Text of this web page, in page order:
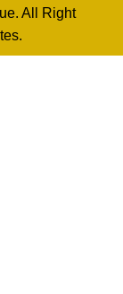
All Right
.